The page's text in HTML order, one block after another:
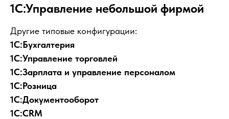
1С:Управление небольшой фирмой
Другие типовые конфигурации:
1С:Бухгалтерия
1С:Управление торговлей
1С:Зарплата и управление персоналом
1С:Розница
1С:Документооборот
1С:CRM